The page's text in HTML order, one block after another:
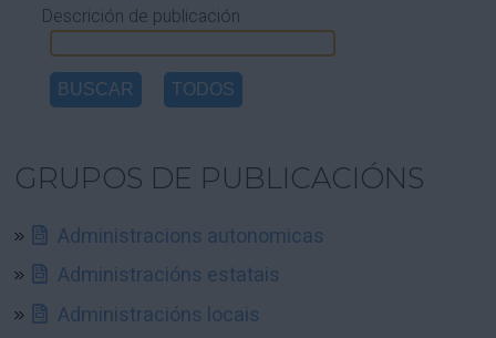
AXUDA
Descrición de publicación
GRUPOS DE PUBLICACIÓNS
Administracions autonomicas
Administracións estatais
Administracións locais